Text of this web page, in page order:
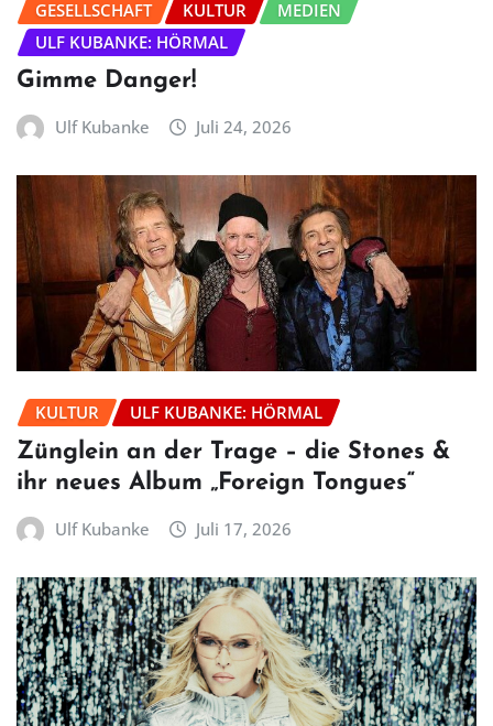
GESELLSCHAFT KULTUR
MEDIEN
ULF KUBANKE: HÖRMAL
Gimme Danger!
Ulf Kubanke Juli 24, 2026
KULTUR ULF KUBANKE: HÖRMAL
Zünglein an der Trage – die Stones &
ihr neues Album „Foreign Tongues“
Ulf Kubanke Juli 17, 2026